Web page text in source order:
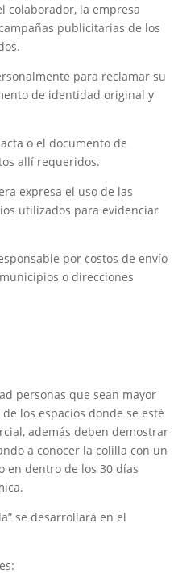
colaborador, la empresa
publicitarias de los
para reclamar su
de identidad original y
o el documento de
allí requeridos.
expresa el uso de las
utilizados para evidenciar
por costos de envío
o direcciones
personas que sean mayor
los espacios donde se esté
además deben demostrar
a conocer la colilla con un
en dentro de los 30 días
se desarrollará en el